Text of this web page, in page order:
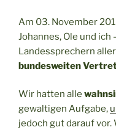
Am 03. November
Johannes, Ole und ich
Landessprechern
bundesweiten
Wir hatten alle
gewaltigen Aufgabe,
jedoch gut darauf